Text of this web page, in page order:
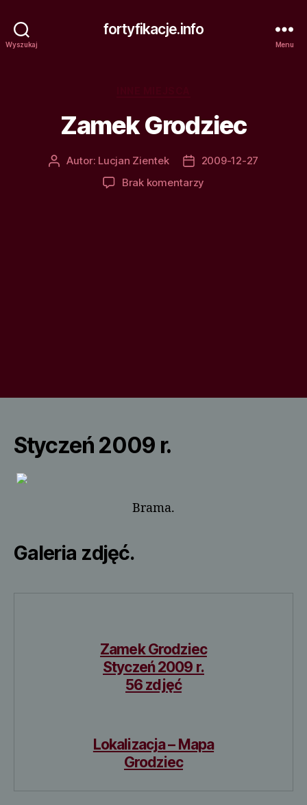
Wyszukaj
fortyfikacje.info
Menu
Zamek Grodziec
AutorAutor: Lucjan Zientek
Data2009-12-27
Brak komentarzy
Styczeń 2009 r.
Brama.
Galeria zdjęć.
Zamek Grodziec
Styczeń 2009 r.
56 zdjęć
Lokalizacja – Mapa
Grodziec